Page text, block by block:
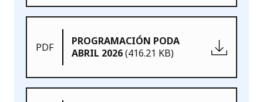
PDF
PROGRAMACIÓN PODA
ABRIL 2026(416.21 KB)